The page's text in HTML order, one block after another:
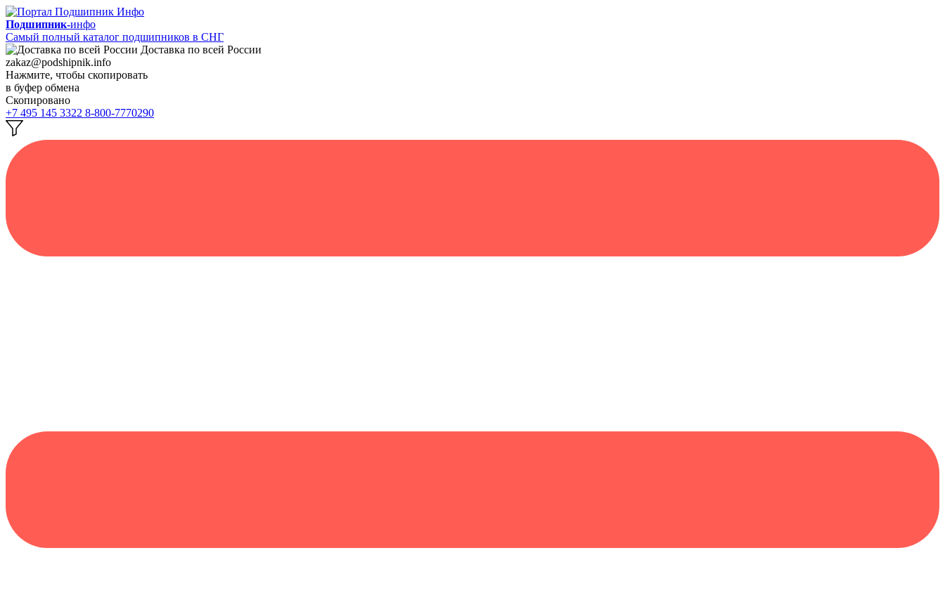
Подшипник-инфо
Самый полный каталог подшипников в СНГ
Доставка по всей России
zakaz@podshipnik.info
Нажмите, чтобы скопировать
в буфер обмена
Скопировано
+7 495 145 3322 8-800-7770290